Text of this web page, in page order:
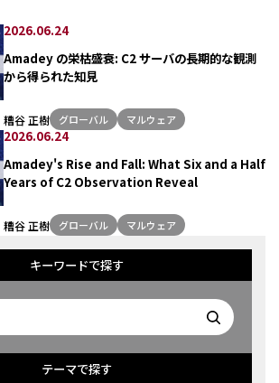
2026.06.24
Amadey の栄枯盛衰: C2 サーバの長期的な観測
から得られた知見
糟谷 正樹 グローバル マルウェア
2026.06.24
Amadey's Rise and Fall: What Six and a Half
Years of C2 Observation Reveal
糟谷 正樹 グローバル マルウェア
キーワードで探す
テーマで探す